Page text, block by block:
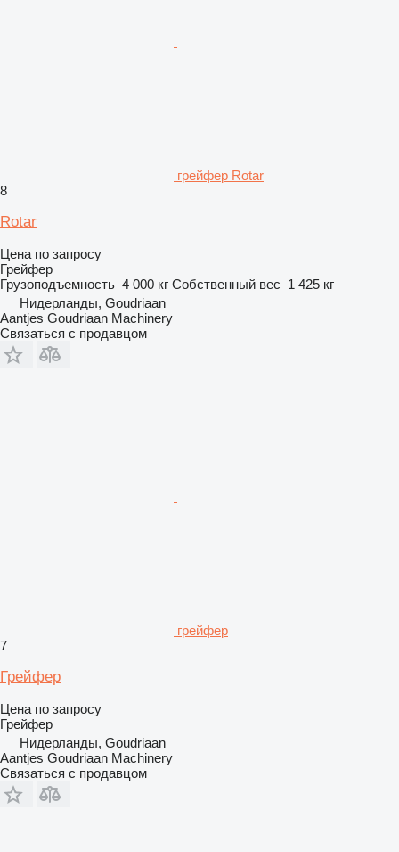
грейфер Rotar
8
Rotar
Цена по запросу
Грейфер
Грузоподъемность 4 000 кг Собственный вес 1 425 кг
Нидерланды, Goudriaan
Aantjes Goudriaan Machinery
Связаться с продавцом
грейфер
7
Грейфер
Цена по запросу
Грейфер
Нидерланды, Goudriaan
Aantjes Goudriaan Machinery
Связаться с продавцом